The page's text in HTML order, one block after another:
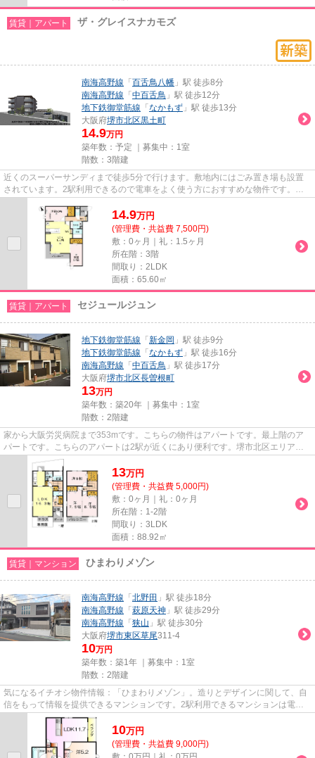
賃貸｜アパート ザ・グレイスナカモズ
南海高野線 「 百舌鳥八幡 」駅 徒歩8分
南海高野線 「 中百舌鳥 」駅 徒歩12分
地下鉄御堂筋線 「 なかもず 」駅 徒歩13分
大阪府堺市北区黒土町
14.9万円
築年数：予定 ｜募集中： 1室
階数：3階建
近くのスーパーサンディまで徒歩5分で行けます。敷地内にはごみ置き場も設置
されています。2駅利用できるので電車をよく使う方におすすめな物件です。利
14.9万円
(管理費・共益費 7,500円)
敷：0ヶ月｜礼：1.5ヶ月
所在階：3階
間取り：2LDK
面積：65.60㎡
賃貸｜アパート セジュールジュン
地下鉄御堂筋線 「 新金岡 」駅 徒歩9分
地下鉄御堂筋線 「 なかもず 」駅 徒歩16分
南海高野線 「 中百舌鳥 」駅 徒歩17分
大阪府堺市北区長曽根町
13万円
築年数：築20年 ｜募集中： 1室
階数：2階建
家から大阪労災病院まで353mです。こちらの物件はアパートです。最上階のア
パートです。こちらのアパートは2駅が近くにあり便利です。堺市北区エリアに
ある賃貸情報のことなら、地域に...
13万円
(管理費・共益費 5,000円)
敷：0ヶ月｜礼：0ヶ月
所在階：1-2階
間取り：3LDK
面積：88.92㎡
賃貸｜マンション ひまわりメゾン
南海高野線 「 北野田 」駅 徒歩18分
南海高野線 「 萩原天神 」駅 徒歩29分
南海高野線 「 狭山 」駅 徒歩30分
大阪府堺市東区草尾311-4
10万円
築年数：築1年 ｜募集中： 1室
階数：2階建
気になるイチオシ物件情報：「ひまわりメゾン」。造りとデザインに関して、自
信をもって情報を提供できるマンションです。2駅利用できるマンションは電車
での移動が便利です。敷地内ご...
10万円
(管理費・共益費 9,000円)